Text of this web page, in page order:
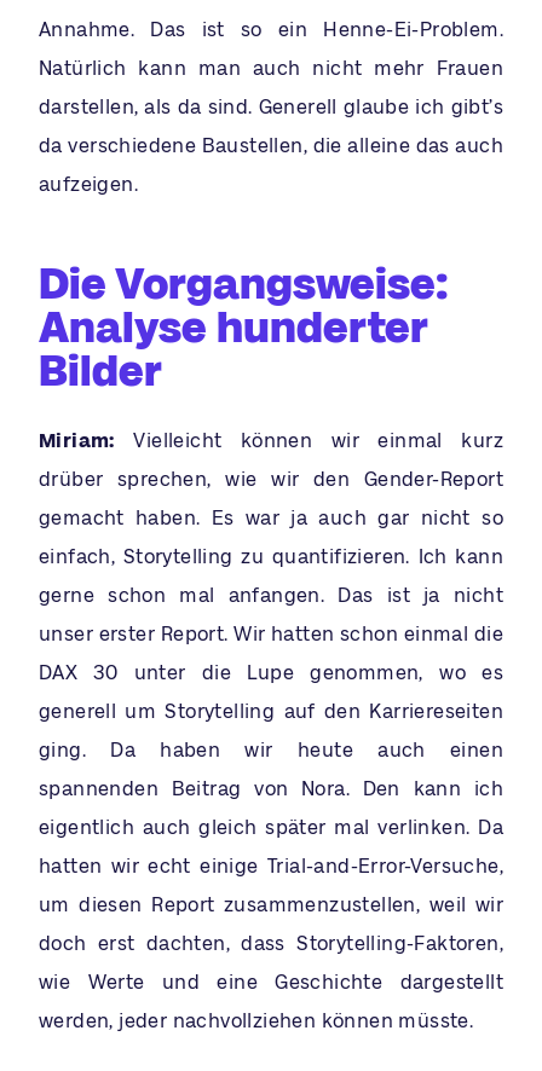
Annahme. Das ist so ein Henne-Ei-Problem.
Natürlich kann man auch nicht mehr Frauen
darstellen, als da sind. Generell glaube ich gibt’s
da verschiedene Baustellen, die alleine das auch
aufzeigen.
Die Vorgangsweise:
Analyse hunderter
Bilder
Miriam: Vielleicht können wir einmal kurz
drüber sprechen, wie wir den Gender-Report
gemacht haben. Es war ja auch gar nicht so
einfach, Storytelling zu quantifizieren. Ich kann
gerne schon mal anfangen. Das ist ja nicht
unser erster Report. Wir hatten schon einmal die
DAX 30 unter die Lupe genommen, wo es
generell um Storytelling auf den Karriereseiten
ging. Da haben wir heute auch einen
spannenden Beitrag von Nora. Den kann ich
eigentlich auch gleich später mal verlinken. Da
hatten wir echt einige Trial-and-Error-Versuche,
um diesen Report zusammenzustellen, weil wir
doch erst dachten, dass Storytelling-Faktoren,
wie Werte und eine Geschichte dargestellt
werden, jeder nachvollziehen können müsste.